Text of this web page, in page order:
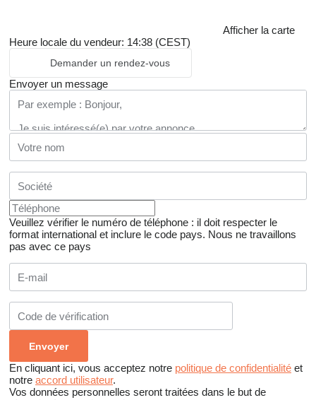
Afficher la carte
Heure locale du vendeur: 14:38 (CEST)
Demander un rendez-vous
Envoyer un message
Veuillez vérifier le numéro de téléphone : il doit respecter le
format international et inclure le code pays. Nous ne travaillons
pas avec ce pays
En cliquant ici, vous acceptez notre politique de confidentialité et
notre accord utilisateur.
Vos données personnelles seront traitées dans le but de